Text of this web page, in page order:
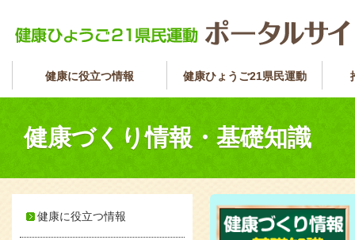
健康に役立つ情報 健康ひょうご21県民運動
健康づくり情報・基礎知識
健康に役立つ情報